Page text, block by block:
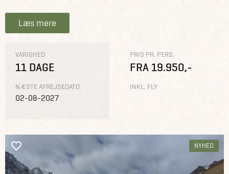
Læs mere
VARIGHED
11 DAGE
NÆSTE AFREJSEDATO
02-08-2027
PRIS PR. PERS.
FRA 19.950,-
INKL. FLY
NYHED